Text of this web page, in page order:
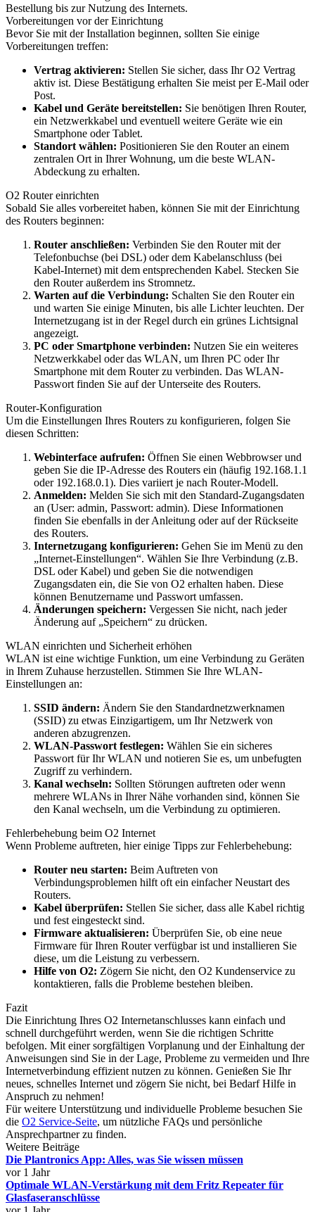
Bestellung bis zur Nutzung des Internets.
Vorbereitungen vor der Einrichtung
Bevor Sie mit der Installation beginnen, sollten Sie einige
Vorbereitungen treffen:
Vertrag aktivieren: Stellen Sie sicher, dass Ihr O2 Vertrag
aktiv ist. Diese Bestätigung erhalten Sie meist per E-Mail oder
Post.
Kabel und Geräte bereitstellen: Sie benötigen Ihren Router,
ein Netzwerkkabel und eventuell weitere Geräte wie ein
Smartphone oder Tablet.
Standort wählen: Positionieren Sie den Router an einem
zentralen Ort in Ihrer Wohnung, um die beste WLAN-
Abdeckung zu erhalten.
O2 Router einrichten
Sobald Sie alles vorbereitet haben, können Sie mit der Einrichtung
des Routers beginnen:
Router anschließen: Verbinden Sie den Router mit der
Telefonbuchse (bei DSL) oder dem Kabelanschluss (bei
Kabel-Internet) mit dem entsprechenden Kabel. Stecken Sie
den Router außerdem ins Stromnetz.
Warten auf die Verbindung: Schalten Sie den Router ein
und warten Sie einige Minuten, bis alle Lichter leuchten. Der
Internetzugang ist in der Regel durch ein grünes Lichtsignal
angezeigt.
PC oder Smartphone verbinden: Nutzen Sie ein weiteres
Netzwerkkabel oder das WLAN, um Ihren PC oder Ihr
Smartphone mit dem Router zu verbinden. Das WLAN-
Passwort finden Sie auf der Unterseite des Routers.
Router-Konfiguration
Um die Einstellungen Ihres Routers zu konfigurieren, folgen Sie
diesen Schritten:
Webinterface aufrufen: Öffnen Sie einen Webbrowser und
geben Sie die IP-Adresse des Routers ein (häufig 192.168.1.1
oder 192.168.0.1). Dies variiert je nach Router-Modell.
Anmelden: Melden Sie sich mit den Standard-Zugangsdaten
an (User: admin, Passwort: admin). Diese Informationen
finden Sie ebenfalls in der Anleitung oder auf der Rückseite
des Routers.
Internetzugang konfigurieren: Gehen Sie im Menü zu den
„Internet-Einstellungen“. Wählen Sie Ihre Verbindung (z.B.
DSL oder Kabel) und geben Sie die notwendigen
Zugangsdaten ein, die Sie von O2 erhalten haben. Diese
können Benutzername und Passwort umfassen.
Änderungen speichern: Vergessen Sie nicht, nach jeder
Änderung auf „Speichern“ zu drücken.
WLAN einrichten und Sicherheit erhöhen
WLAN ist eine wichtige Funktion, um eine Verbindung zu Geräten
in Ihrem Zuhause herzustellen. Stimmen Sie Ihre WLAN-
Einstellungen an:
SSID ändern: Ändern Sie den Standardnetzwerknamen
(SSID) zu etwas Einzigartigem, um Ihr Netzwerk von
anderen abzugrenzen.
WLAN-Passwort festlegen: Wählen Sie ein sicheres
Passwort für Ihr WLAN und notieren Sie es, um unbefugten
Zugriff zu verhindern.
Kanal wechseln: Sollten Störungen auftreten oder wenn
mehrere WLANs in Ihrer Nähe vorhanden sind, können Sie
den Kanal wechseln, um die Verbindung zu optimieren.
Fehlerbehebung beim O2 Internet
Wenn Probleme auftreten, hier einige Tipps zur Fehlerbehebung:
Router neu starten: Beim Auftreten von
Verbindungsproblemen hilft oft ein einfacher Neustart des
Routers.
Kabel überprüfen: Stellen Sie sicher, dass alle Kabel richtig
und fest eingesteckt sind.
Firmware aktualisieren: Überprüfen Sie, ob eine neue
Firmware für Ihren Router verfügbar ist und installieren Sie
diese, um die Leistung zu verbessern.
Hilfe von O2: Zögern Sie nicht, den O2 Kundenservice zu
kontaktieren, falls die Probleme bestehen bleiben.
Fazit
Die Einrichtung Ihres O2 Internetanschlusses kann einfach und
schnell durchgeführt werden, wenn Sie die richtigen Schritte
befolgen. Mit einer sorgfältigen Vorplanung und der Einhaltung der
Anweisungen sind Sie in der Lage, Probleme zu vermeiden und Ihre
Internetverbindung effizient nutzen zu können. Genießen Sie Ihr
neues, schnelles Internet und zögern Sie nicht, bei Bedarf Hilfe in
Anspruch zu nehmen!
Für weitere Unterstützung und individuelle Probleme besuchen Sie
die O2 Service-Seite, um nützliche FAQs und persönliche
Ansprechpartner zu finden.
Weitere Beiträge
Die Plantronics App: Alles, was Sie wissen müssen
vor 1 Jahr
Optimale WLAN-Verstärkung mit dem Fritz Repeater für
Glasfaseranschlüsse